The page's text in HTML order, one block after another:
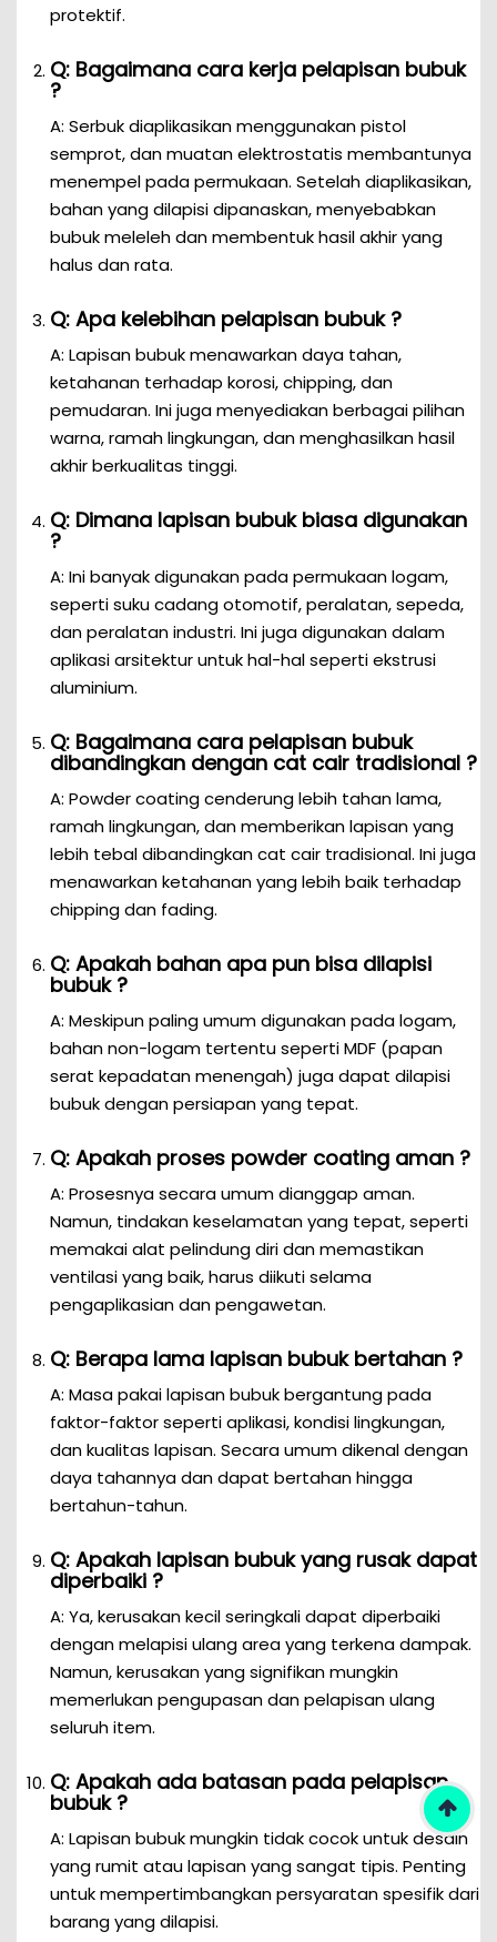
protektif.
Q: Bagaimana cara kerja pelapisan bubuk
?
A: Serbuk diaplikasikan menggunakan pistol
semprot, dan muatan elektrostatis membantunya
menempel pada permukaan. Setelah diaplikasikan,
bahan yang dilapisi dipanaskan, menyebabkan
bubuk meleleh dan membentuk hasil akhir yang
halus dan rata.
Q: Apa kelebihan pelapisan bubuk ?
A: Lapisan bubuk menawarkan daya tahan,
ketahanan terhadap korosi, chipping, dan
pemudaran. Ini juga menyediakan berbagai pilihan
warna, ramah lingkungan, dan menghasilkan hasil
akhir berkualitas tinggi.
Q: Dimana lapisan bubuk biasa digunakan
?
A: Ini banyak digunakan pada permukaan logam,
seperti suku cadang otomotif, peralatan, sepeda,
dan peralatan industri. Ini juga digunakan dalam
aplikasi arsitektur untuk hal-hal seperti ekstrusi
aluminium.
Q: Bagaimana cara pelapisan bubuk
dibandingkan dengan cat cair tradisional ?
A: Powder coating cenderung lebih tahan lama,
ramah lingkungan, dan memberikan lapisan yang
lebih tebal dibandingkan cat cair tradisional. Ini juga
menawarkan ketahanan yang lebih baik terhadap
chipping dan fading.
Q: Apakah bahan apa pun bisa dilapisi
bubuk ?
A: Meskipun paling umum digunakan pada logam,
bahan non-logam tertentu seperti MDF (papan
serat kepadatan menengah) juga dapat dilapisi
bubuk dengan persiapan yang tepat.
Q: Apakah proses powder coating aman ?
A: Prosesnya secara umum dianggap aman.
Namun, tindakan keselamatan yang tepat, seperti
memakai alat pelindung diri dan memastikan
ventilasi yang baik, harus diikuti selama
pengaplikasian dan pengawetan.
Q: Berapa lama lapisan bubuk bertahan ?
A: Masa pakai lapisan bubuk bergantung pada
faktor-faktor seperti aplikasi, kondisi lingkungan,
dan kualitas lapisan. Secara umum dikenal dengan
daya tahannya dan dapat bertahan hingga
bertahun-tahun.
Q: Apakah lapisan bubuk yang rusak dapat
diperbaiki ?
A: Ya, kerusakan kecil seringkali dapat diperbaiki
dengan melapisi ulang area yang terkena dampak.
Namun, kerusakan yang signifikan mungkin
memerlukan pengupasan dan pelapisan ulang
seluruh item.
Q: Apakah ada batasan pada pelapisan
bubuk ?
A: Lapisan bubuk mungkin tidak cocok untuk desain
yang rumit atau lapisan yang sangat tipis. Penting
untuk mempertimbangkan persyaratan spesifik dari
barang yang dilapisi.